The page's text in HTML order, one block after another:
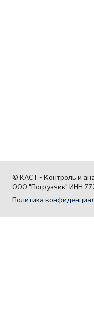
© КАСТ - Контроль и
ООО "Погрузчик" ИНН
Политика